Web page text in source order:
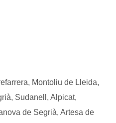
Montoliu de Lleida,
Sudanell, Alpicat,
de Segrià, Artesa de